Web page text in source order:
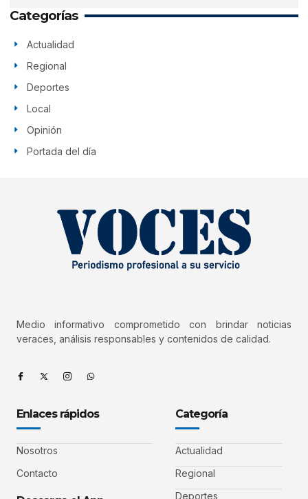
Categorías
Actualidad
Regional
Deportes
Local
Opinión
Portada del día
Medio informativo comprometido con brindar noticias
veraces, análisis responsables y contenidos de calidad.
Enlaces rápidos
Nosotros
Contacto
Categoría
Actualidad
Regional
Deportes